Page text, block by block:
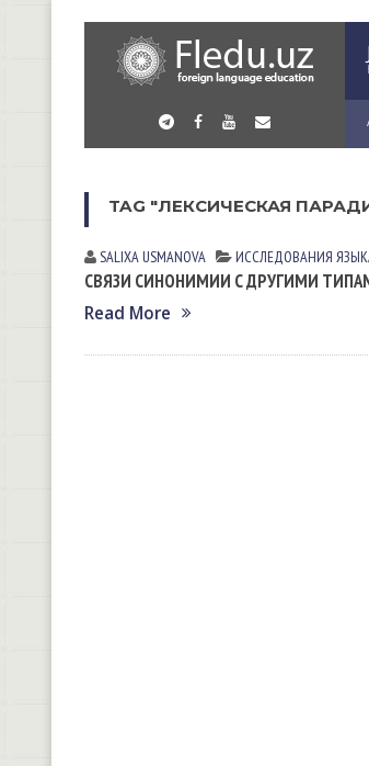
TAG "ЛЕКСИЧЕСКАЯ
SALIXA USMАNOVА ИССЛЕДОВАНИЯ
СВЯЗИ СИНОНИМИИ С ДРУГИМИ
Read More